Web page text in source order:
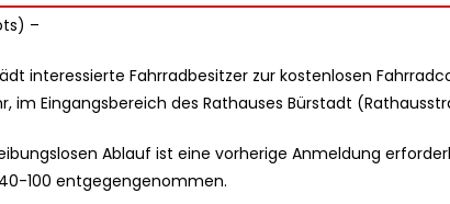
–
interessierte Fahrradbesitzer zur kostenlosen
im Eingangsbereich des Rathauses Bürstadt
Ablauf ist eine vorherige Anmeldung
100 entgegengenommen.